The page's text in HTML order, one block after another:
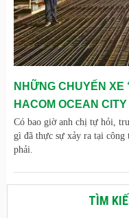
NHỮNG CHUYẾN
HACOM OCEAN CITY
Có bao giờ anh chị tự hỏi,
gì đã thực sự xảy ra tại
phải.
TÌM